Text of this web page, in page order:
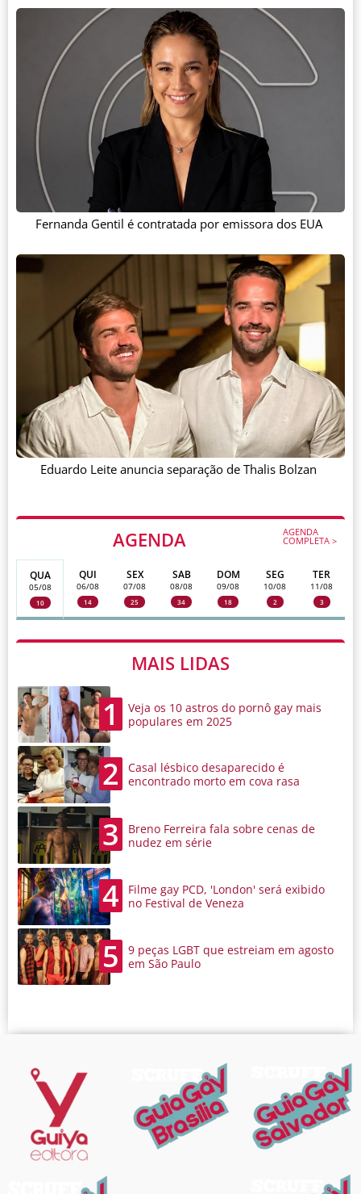
AGENDA AGENDA
COMPLETA >
QUA
05/08
10
QUI
06/08
14
SEX
07/08
25
SAB
08/08
34
DOM
09/08
18
SEG
10/08
2
TER
11/08
3
MAIS LIDAS
1
Veja os 10 astros do pornô gay mais
populares em 2025
2
Casal lésbico desaparecido é
encontrado morto em cova rasa
3
Breno Ferreira fala sobre cenas de
nudez em série
4
Filme gay PCD, 'London' será exibido
no Festival de Veneza
5
9 peças LGBT que estreiam em agosto
em São Paulo
Fernanda Gentil é contratada por emissora dos EUA
Eduardo Leite anuncia separação de Thalis Bolzan